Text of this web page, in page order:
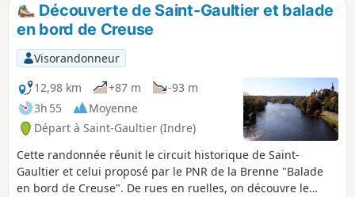
Découverte de Saint-Gaultier et balade
en bord de Creuse
Visorandonneur
12,98 km
+87 m
-93 m
3h 55
Moyenne
Départ à Saint-Gaultier (Indre)
Cette randonnée réunit le circuit historique de Saint-
Gaultier et celui proposé par le PNR de la Brenne "Balade
en bord de Creuse". De rues en ruelles, on découvre le